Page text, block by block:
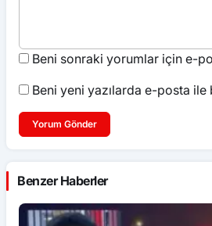
Beni sonraki yorumlar için e-
Beni yeni yazılarda e-posta
Yorum Gönder
Benzer Haberler